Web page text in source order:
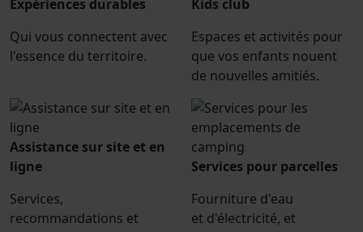
Expériences durables
Qui vous connectent avec
l'essence du territoire.
Kids club
Espaces et activités pour
que vos enfants nouent
de nouvelles amitiés.
Assistance sur site et en
ligne
Services,
recommandations et
Services pour parcelles
Fourniture d'eau
et d'électricité, et